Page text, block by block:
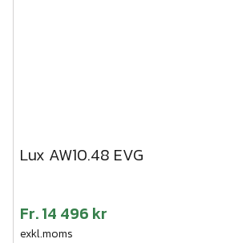
Lux AW10.48 EVG
Fr.14 496 kr
exkl.moms